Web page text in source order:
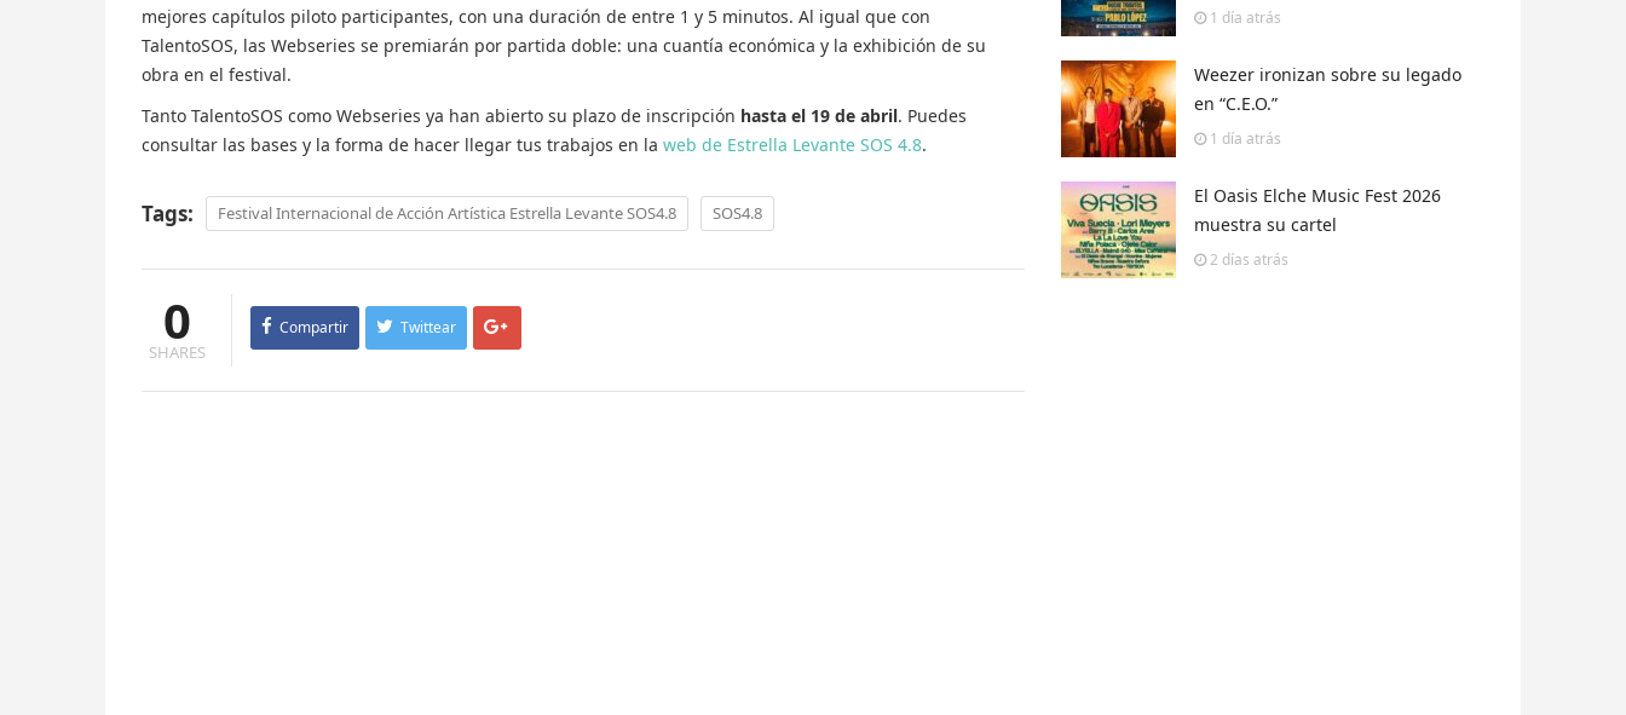
mejores capítulos piloto participantes, con una duración de entre 1 y 5 minutos. Al igual que con
TalentoSOS, las Webseries se premiarán por partida doble: una cuantía económica y la exhibición de su
obra en el festival.
Tanto TalentoSOS como Webseries ya han abierto su plazo de inscripción hasta el 19 de abril. Puedes
consultar las bases y la forma de hacer llegar tus trabajos en la web de Estrella Levante SOS 4.8.
Tags: Festival Internacional de Acción Artística Estrella Levante SOS4.8 SOS4.8
0
SHARES
Compartir Twittear
1 día atrás
Weezer ironizan sobre su legado
en “C.E.O.”
1 día atrás
El Oasis Elche Music Fest 2026
muestra su cartel
2 días atrás